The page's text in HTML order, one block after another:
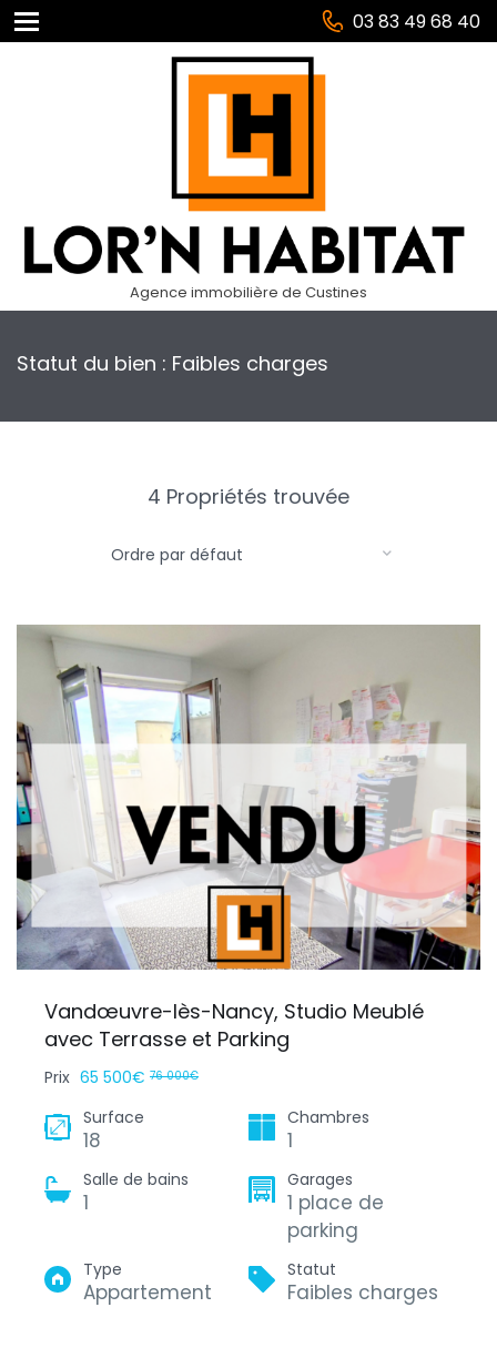
03 83 49 68 40
Agence immobilière de Custines
Statut du bien : Faibles charges
4 Propriétés trouvée
Ordre par défaut
Vandœuvre-lès-Nancy, Studio Meublé
avec Terrasse et Parking
Prix 65 500€ 76 000€
Surface
18
Chambres
1
Salle de bains
1
Garages
1 place de
parking
Type
Appartement
Statut
Faibles charges